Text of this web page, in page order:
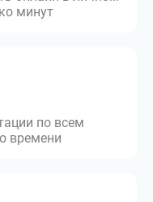
минут
по всем
времени